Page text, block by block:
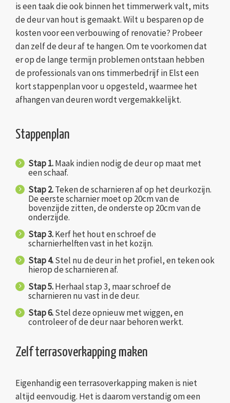
is een taak die ook binnen het timmerwerk valt, mits
de deur van hout is gemaakt. Wilt u besparen op de
kosten voor een verbouwing of renovatie? Probeer
dan zelf de deur af te hangen. Om te voorkomen dat
er op de lange termijn problemen ontstaan hebben
de professionals van ons timmerbedrijf in Elst een
kort stappenplan voor u opgesteld, waarmee het
afhangen van deuren wordt vergemakkelijkt.
Stappenplan
Stap 1.Maak indien nodig de deur op maat met
een schaaf.
Stap 2.Teken de scharnieren af op het deurkozijn.
De eerste scharnier moet op 20cm van de
bovenzijde zitten, de onderste op 20cm van de
onderzijde.
Stap 3.Kerf het hout en schroef de
scharnierhelften vast in het kozijn.
Stap 4.Stel nu de deur in het profiel, en teken ook
hierop de scharnieren af.
Stap 5.Herhaal stap 3, maar schroef de
scharnieren nu vast in de deur.
Stap 6.Stel deze opnieuw met wiggen, en
controleer of de deur naar behoren werkt.
Zelf terrasoverkapping maken
Eigenhandig een terrasoverkapping maken is niet
altijd eenvoudig. Het is daarom verstandig om een